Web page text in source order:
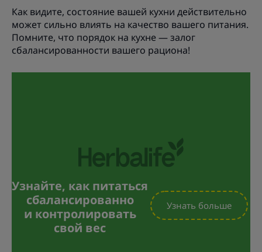
Как видите, состояние вашей кухни действительно
может сильно влиять на качество вашего питания.
Помните, что порядок на кухне — залог
сбалансированности вашего рациона!
Узнайте, как питаться
сбалансированно
и контролировать
свой вес
Узнать больше